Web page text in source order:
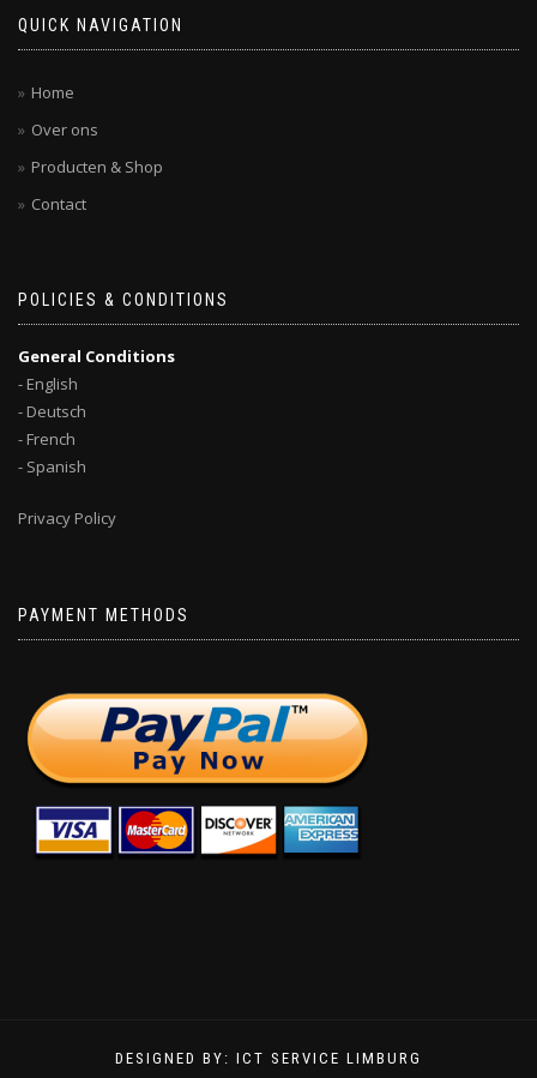
QUICK NAVIGATION
Home
Over ons
Producten & Shop
Contact
POLICIES & CONDITIONS
General Conditions
- English
- Deutsch
- French
- Spanish
Privacy Policy
PAYMENT METHODS
DESIGNED BY: ICT SERVICE LIMBURG